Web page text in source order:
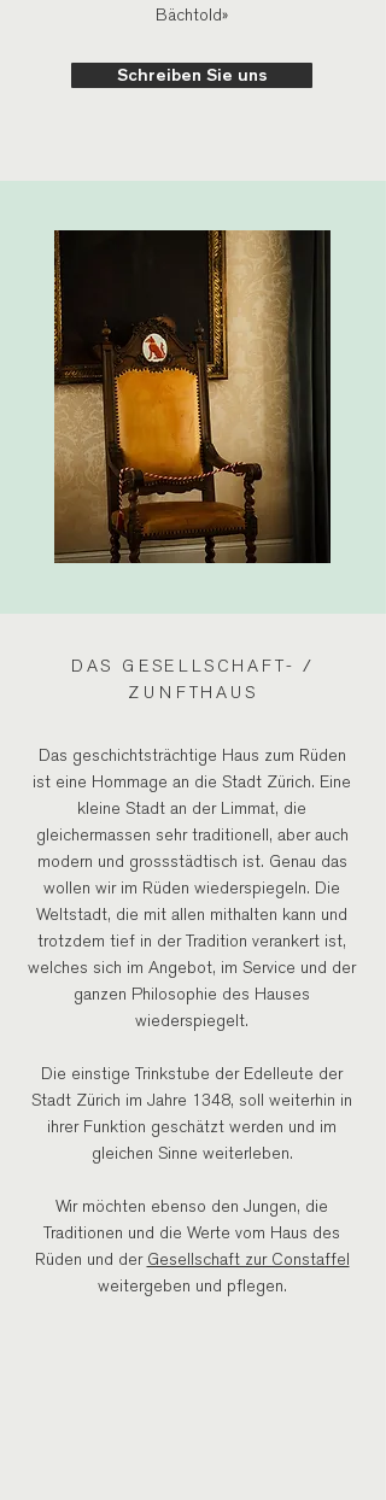
Bächtold»
Schreiben Sie uns
DAS GESELLSCHAFT- /
ZUNFTHAUS
Das geschichtsträchtige Haus zum Rüden
ist eine Hommage an die Stadt Zürich. Eine
kleine Stadt an der Limmat, die
gleichermassen sehr traditionell, aber auch
modern und grossstädtisch ist. Genau das
wollen wir im Rüden wiederspiegeln. Die
Weltstadt, die mit allen mithalten kann und
trotzdem tief in der Tradition verankert ist,
welches sich im Angebot, im Service und der
ganzen Philosophie des Hauses
wiederspiegelt.
Die einstige Trinkstube der Edelleute der
Stadt Zürich im Jahre 1348, soll weiterhin in
ihrer Funktion geschätzt werden und im
gleichen Sinne weiterleben.
Wir möchten ebenso den Jungen, die
Traditionen und die Werte vom Haus des
Rüden und der Gesellschaft zur Constaffel
weitergeben und pflegen.